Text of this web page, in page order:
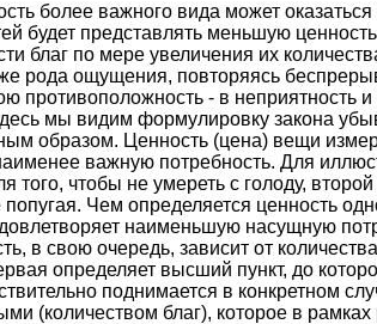
более важного вида может
будет представлять меньшую
благ по мере увеличения их
же рода ощущения, повторяясь
противоположность - в
мы видим формулировку закона
образом. Ценность (цена) вещи
важную потребность. Для
чтобы не умереть с голоду,
Чем определяется ценность
наименьшую насущную
в свою очередь, зависит от
определяет высший пункт, до
поднимается в конкретном
(количеством благ), которое в